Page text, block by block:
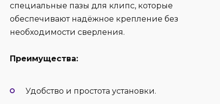
специальные пазы для клипс, которые
обеспечивают надёжное крепление без
необходимости сверления.
Преимущества:
Удобство и простота установки.